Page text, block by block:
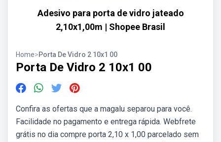
Adesivo para porta de vidro jateado
2,10x1,00m | Shopee Brasil
Home>Porta De Vidro 2 10x1 00
Porta De Vidro 2 10x1 00
Confira as ofertas que a magalu separou para você.
Facilidade no pagamento e entrega rápida. Webfrete
grátis no dia compre porta 2,10 x 1,00 parcelado sem